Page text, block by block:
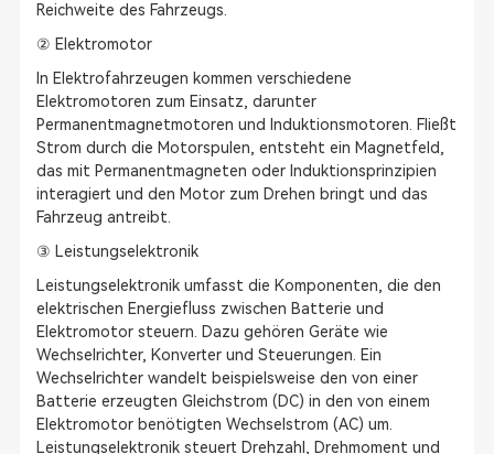
Reichweite des Fahrzeugs.
② Elektromotor
In Elektrofahrzeugen kommen verschiedene
Elektromotoren zum Einsatz, darunter
Permanentmagnetmotoren und Induktionsmotoren. Fließt
Strom durch die Motorspulen, entsteht ein Magnetfeld,
das mit Permanentmagneten oder Induktionsprinzipien
interagiert und den Motor zum Drehen bringt und das
Fahrzeug antreibt.
③ Leistungselektronik
Leistungselektronik umfasst die Komponenten, die den
elektrischen Energiefluss zwischen Batterie und
Elektromotor steuern. Dazu gehören Geräte wie
Wechselrichter, Konverter und Steuerungen. Ein
Wechselrichter wandelt beispielsweise den von einer
Batterie erzeugten Gleichstrom (DC) in den von einem
Elektromotor benötigten Wechselstrom (AC) um.
Leistungselektronik steuert Drehzahl, Drehmoment und